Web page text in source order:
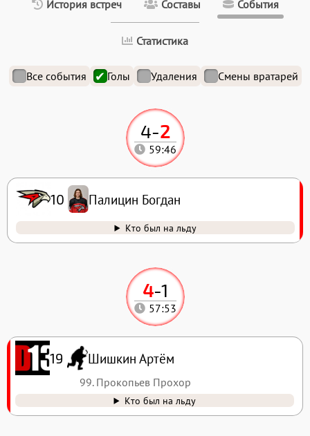
История встреч Составы События
Статистика
Все события Голы Удаления Смены вратарей
4-1
57:53
19 Шишкин Артём
99. Прокопьев Прохор
Кто был на льду
4-2
59:46
10 Палицин Богдан
Кто был на льду